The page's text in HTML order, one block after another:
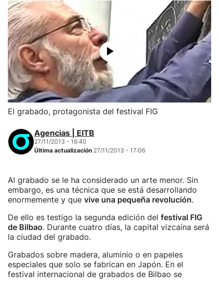
El grabado, protagonista del festival FIG
Agencias | EITB
27/11/2013 - 16:40
Última actualización 27/11/2013 - 17:06
Al grabado se le ha considerado un arte menor. Sin
embargo, es una técnica que se está desarrollando
enormemente y que vive una pequeña revolución.
De ello es testigo la segunda edición del festival FIG
de Bilbao. Durante cuatro días, la capital vizcaína será
la ciudad del grabado.
Grabados sobre madera, aluminio o en papeles
especiales que solo se fabrican en Japón. En el
festival internacional de grabados de Bilbao se